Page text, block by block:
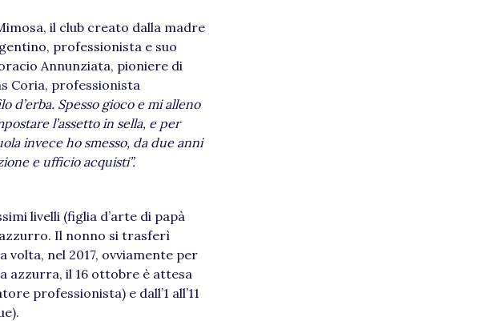
il club creato dalla madre
professionista e suo
Annunziata, pioniere di
Coria, professionista
d’erba. Spesso gioco e mi alleno
l’assetto in sella, e per
invece ho smesso, da due anni
e ufficio acquisti”.
livelli (figlia d’arte di papà
Il nonno si trasferì
volta, nel 2017, ovviamente per
azzurra, il 16 ottobre è attesa
professionista) e dall’1 all’11